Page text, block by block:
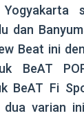
dan
Beat ini
BeAT
BeAT Fi
dua varian